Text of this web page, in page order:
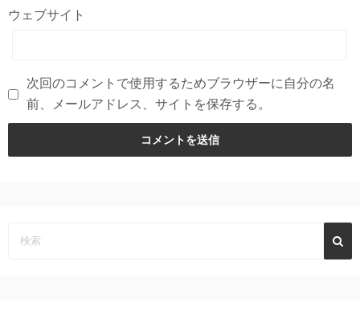
ウェブサイト
次回のコメントで使用するためブラウザーに自分の名
前、メールアドレス、サイトを保存する。